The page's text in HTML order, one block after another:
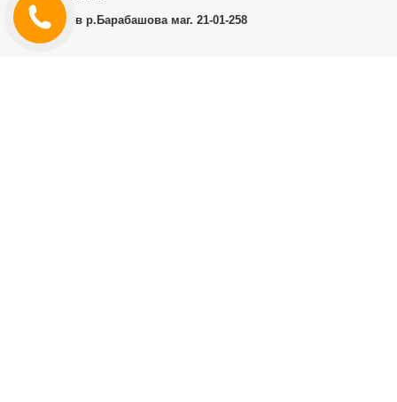
г.Харьков р.Барабашова маг. 21-01-258